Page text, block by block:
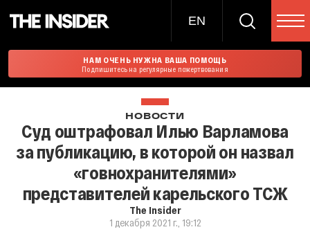
EN
НАМ ОЧЕНЬ НУЖНА ВАША ПОМОЩЬ
Подпишитесь на регулярные пожертвования
НОВОСТИ
Суд оштрафовал Илью Варламова
за публикацию, в которой он назвал
«говнохранителями»
представителей карельского ТСЖ
The Insider
1 декабря 2021 г., 19:12